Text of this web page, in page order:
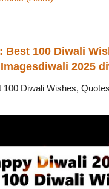
Best 100 Diwali
2025
100 Diwali Wishes,